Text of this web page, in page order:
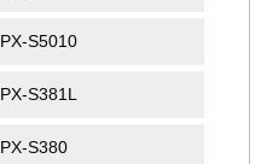
PX-S5010
PX-S381L
PX-S380